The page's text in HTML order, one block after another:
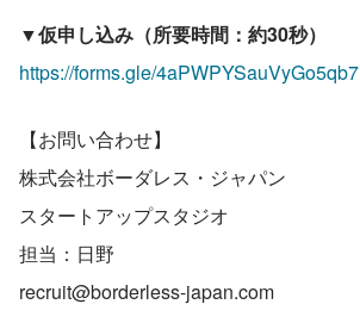
▼仮申し込み（所要時間：約30秒）
https://forms.gle/4aPWPYSauVyGo5qb7
【お問い合わせ】
株式会社ボーダレス・ジャパン
スタートアップスタジオ
担当：日野
recruit@borderless-japan.com